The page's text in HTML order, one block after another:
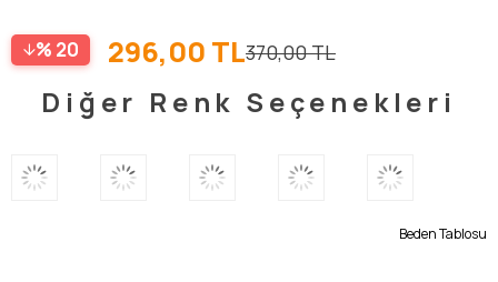
20 370,00 TL
296,00 TL
Diğer Renk Seçenekleri
Beden Tablosu